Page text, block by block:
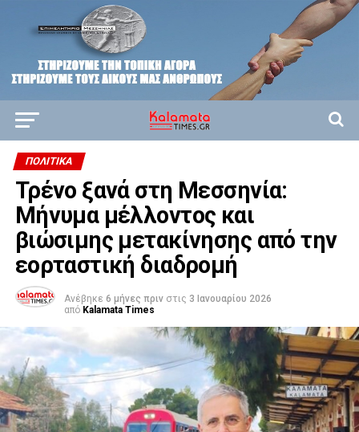
ΠΟΛΙΤΙΚΆ
Τρένο ξανά στη Μεσσηνία:
Μήνυμα μέλλοντος και
βιώσιμης μετακίνησης από την
εορταστική διαδρομή
Ανέβηκε 6 μήνες πριν στις 3 Ιανουαρίου 2026
από Kalamata Times